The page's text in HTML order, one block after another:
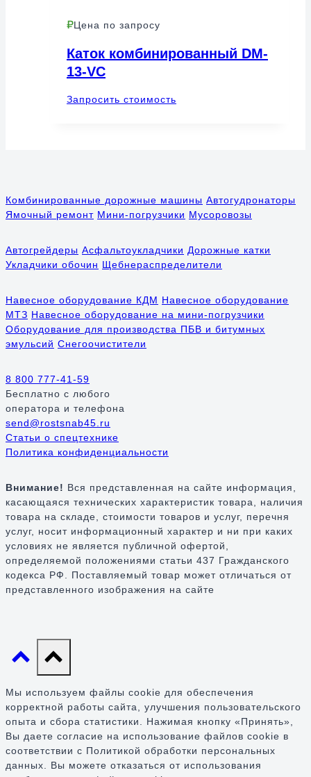
Цена по запросу
Каток комбинированный DM-
13-VC
Запросить стоимость
Комбинированные дорожные машины Автогудронаторы
Ямочный ремонт Мини-погрузчики Мусоровозы
Автогрейдеры Асфальтоукладчики Дорожные катки
Укладчики обочин Щебнераспределители
Навесное оборудование КДМ Навесное оборудование
МТЗ Навесное оборудование на мини-погрузчики
Оборудование для производства ПБВ и битумных
эмульсий Снегоочистители
8 800 777-41-59
Бесплатно с любого
оператора и телефона
send@rostsnab45.ru
Статьи о спецтехнике
Политика конфиденциальности
Внимание! Вся представленная на сайте информация,
касающаяся технических характеристик товара, наличия
товара на складе, стоимости товаров и услуг, перечня
услуг, носит информационный характер и ни при каких
условиях не является публичной офертой,
определяемой положениями статьи 437 Гражданского
кодекса РФ. Поставляемый товар может отличаться от
представленного изображения на сайте
Мы используем файлы cookie для обеспечения
корректной работы сайта, улучшения пользовательского
опыта и сбора статистики. Нажимая кнопку «Принять»,
Вы даете согласие на использование файлов cookie в
соответствии с Политикой обработки персональных
данных. Вы можете отказаться от использования